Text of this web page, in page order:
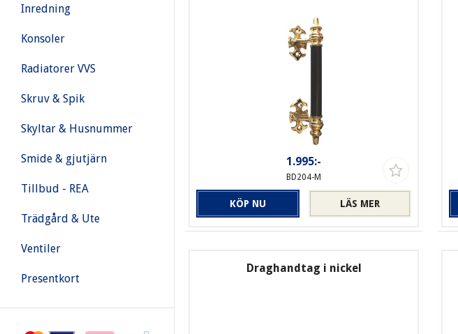
Inredning
Konsoler
Radiatorer VVS
Skruv & Spik
Skyltar & Husnummer
Smide & gjutjärn
Tillbud - REA
Trädgård & Ute
Ventiler
Presentkort
1.995:-
BD204-M
LÄS MER
KÖP NU
Draghandtag i nickel